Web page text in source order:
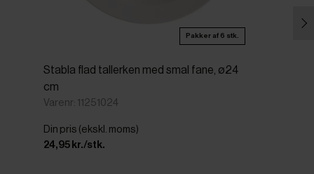
Pakker af 6 stk.
Stabla flad tallerken med smal fane, ø24
cm
Varenr: 11251024
Din pris (ekskl. moms)
24,95 kr./stk.